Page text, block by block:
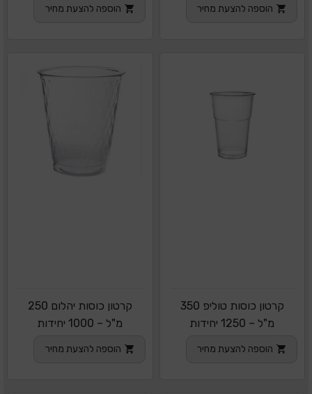
הוספה להצעת מחיר הוספה להצעת מחיר
קרטון כוסות טוליפ 350
מ"ל – 1250 יחידות
הוספה להצעת מחיר
קרטון כוסות יהלום 250
מ"ל – 1000 יחידות
הוספה להצעת מחיר